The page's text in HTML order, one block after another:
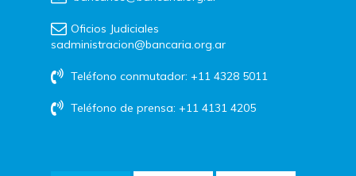
Oficios Judiciales
sadministracion@bancaria.org.ar
Teléfono conmutador: +11 4328 5011
Teléfono de prensa: +11 4131 4205